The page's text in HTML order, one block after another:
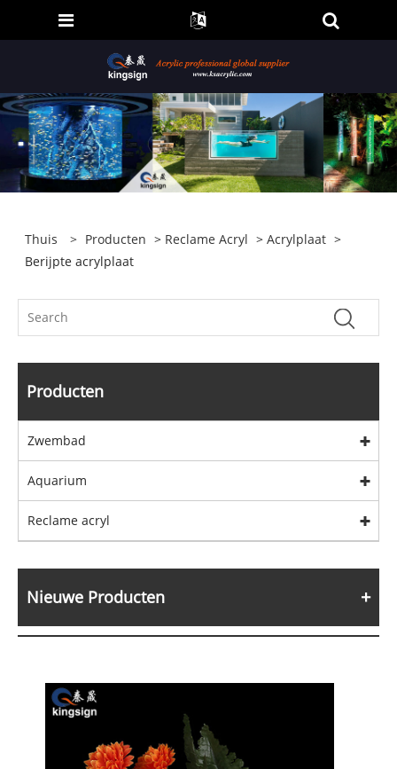
Thuis > Producten > Reclame Acryl >Acrylplaat >
Berijpte acrylplaat
Producten
Zwembad
Aquarium
Reclame acryl
Nieuwe Producten